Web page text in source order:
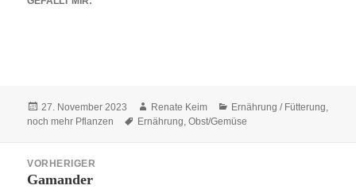
Veröffentlicht
am
27. November 2023 Autor
Renate Keim Kategorien
Ernährung / Fütterung
noch mehr Pflanzen
Schlagwörter
Ernährung ,Obst/Gemüse
VORHERIGER
Vorheriger
Gamander